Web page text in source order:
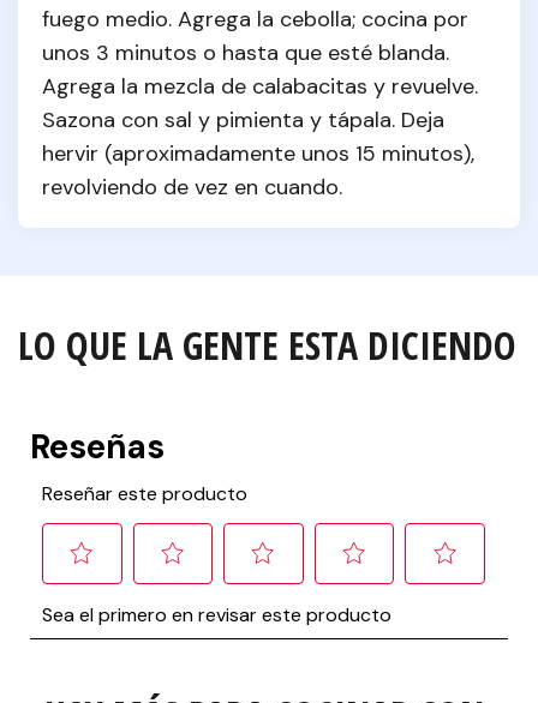
fuego medio. Agrega la cebolla; cocina por
unos 3 minutos o hasta que esté blanda.
Agrega la mezcla de calabacitas y revuelve.
Sazona con sal y pimienta y tápala. Deja
hervir (aproximadamente unos 15 minutos),
revolviendo de vez en cuando.
LO QUE LA GENTE ESTA DICIENDO